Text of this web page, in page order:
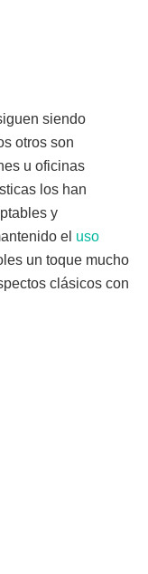
siendo
otros son
u oficinas
los han
y
el uso
un toque mucho
clásicos con